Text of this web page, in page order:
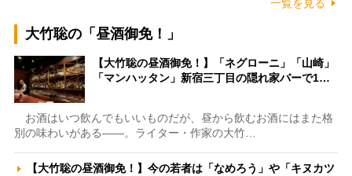
一覧を見る
大竹聡の「昼酒御免！」
【大竹聡の昼酒御免！】「ネグローニ」「山崎」
「マンハッタン」新宿三丁目の隠れ家バーで1…
お酒はいつ飲んでもいいものだが、昼から飲むお酒にはまた格
別の味わいがある――。ライター・作家の大竹…
【大竹聡の昼酒御免！】今の若者は「なめろう」や「キヌカツ